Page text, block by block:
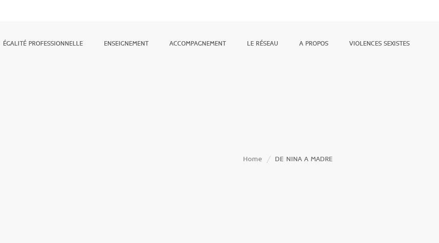
ÉGALITÉ PROFESSIONNELLE ENSEIGNEMENT ACCOMPAGNEMENT LE RÉSEAU A PROPOS VIOLENCES SEXISTES
Home DE NINA A MADRE